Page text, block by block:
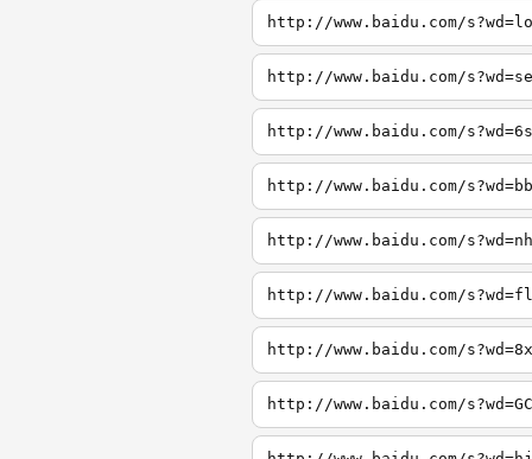
http://www.baidu.com/
http://www.baidu.com/
http://www.baidu.com/
http://www.baidu.com/
http://www.baidu.com/
http://www.baidu.com/
http://www.baidu.com/
http://www.baidu.com/